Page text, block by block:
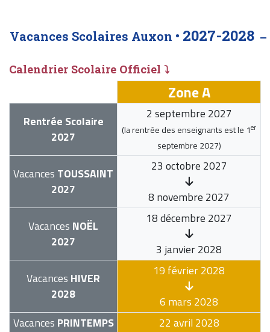
Vacances Scolaires Auxon • 2027-2028
Calendrier Scolaire Officiel ⤵
Zone A
Rentrée Scolaire
2027
2 septembre 2027
(la rentrée des enseignants est le 1er
septembre 2027)
Vacances TOUSSAINT
2027
23 octobre 2027
8 novembre 2027
Vacances NOËL
2027
18 décembre 2027
3 janvier 2028
Vacances HIVER
2028
19 février 2028
6 mars 2028
Vacances PRINTEMPS
22 avril 2028